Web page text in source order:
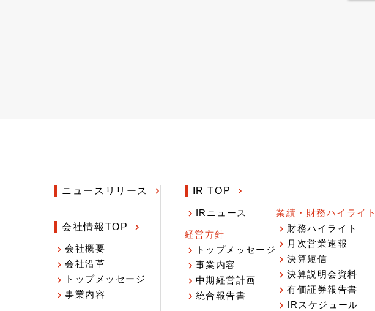
ニュースリリース
会社情報TOP
会社概要
会社沿革
トップメッセージ
事業内容
IR TOP
IRニュース
経営方針
トップメッセージ
事業内容
中期経営計画
統合報告書
業績・財務ハイライト
財務ハイライト
月次営業速報
決算短信
決算説明会資料
有価証券報告書
IRスケジュール